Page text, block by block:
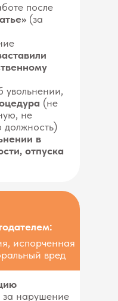
испорченная
вред
за нарушение
после
(за
увольнении,
(не
не
должность)
в
отпуска